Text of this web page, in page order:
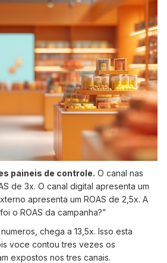
paineis de controle. O canal nas
de 3x. O canal digital apresenta um
apresenta um ROAS de 2,5x. A
o ROAS da campanha?”
chega a 13,5x. Isso esta
voce contou tres vezes os
expostos nos tres canais.